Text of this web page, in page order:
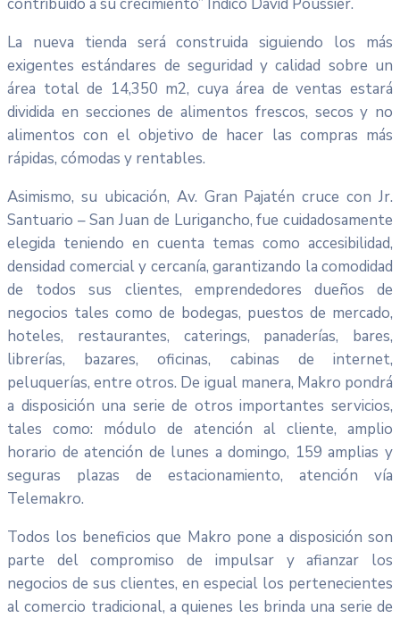
La nueva tienda será construida siguiendo los más
exigentes estándares de seguridad y calidad sobre un
área total de 14,350 m2, cuya área de ventas estará
dividida en secciones de alimentos frescos, secos y no
alimentos con el objetivo de hacer las compras más
rápidas, cómodas y rentables.
Asimismo, su ubicación, Av. Gran Pajatén cruce con Jr.
Santuario – San Juan de Lurigancho, fue cuidadosamente
elegida teniendo en cuenta temas como accesibilidad,
densidad comercial y cercanía, garantizando la comodidad
de todos sus clientes, emprendedores dueños de
negocios tales como de bodegas, puestos de mercado,
hoteles, restaurantes, caterings, panaderías, bares,
librerías, bazares, oficinas, cabinas de internet,
peluquerías, entre otros. De igual manera, Makro pondrá
a disposición una serie de otros importantes servicios,
tales como: módulo de atención al cliente, amplio
horario de atención de lunes a domingo, 159 amplias y
seguras plazas de estacionamiento, atención vía
Telemakro.
Todos los beneficios que Makro pone a disposición son
parte del compromiso de impulsar y afianzar los
negocios de sus clientes, en especial los pertenecientes
al comercio tradicional, a quienes les brinda una serie de